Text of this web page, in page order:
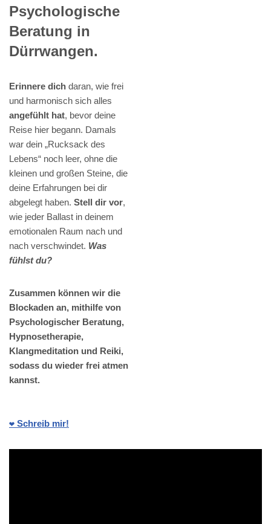
Psychologische
Beratung in
Dürrwangen.
Erinnere dich daran, wie frei
und harmonisch sich alles
angefühlt hat, bevor deine
Reise hier begann. Damals
war dein „Rucksack des
Lebens“ noch leer, ohne die
kleinen und großen Steine, die
deine Erfahrungen bei dir
abgelegt haben. Stell dir vor,
wie jeder Ballast in deinem
emotionalen Raum nach und
nach verschwindet. Was
fühlst du?
Zusammen können wir die
Blockaden an, mithilfe von
Psychologischer Beratung,
Hypnosetherapie,
Klangmeditation und Reiki,
sodass du wieder frei atmen
kannst.
❤️ Schreib mir!